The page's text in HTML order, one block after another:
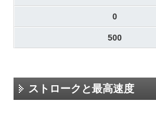
0
500
ストロークと最高速度